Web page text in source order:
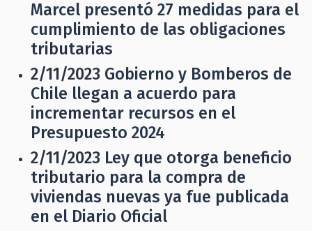
Marcel presentó 27 medidas para el
cumplimiento de las obligaciones
tributarias
2/11/2023 Gobierno y Bomberos de
Chile llegan a acuerdo para
incrementar recursos en el
Presupuesto 2024
2/11/2023 Ley que otorga beneficio
tributario para la compra de
viviendas nuevas ya fue publicada
en el Diario Oficial